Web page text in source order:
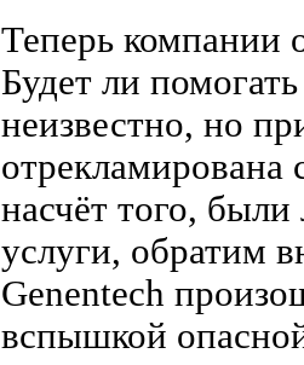
Теперь компании
Будет ли
неизвестно, но
насчёт того,
услуги, обратим
Genentech
вспышкой